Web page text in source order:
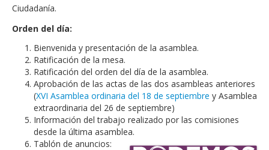
Ciudadanía.
Orden del día:
Bienvenida y presentación de la asamblea.
Ratificación de la mesa.
Ratificación del orden del día de la asamblea.
Aprobación de las actas de las dos asambleas anteriores
(XVI Asamblea ordinaria del 18 de septiembre y Asamblea
extraordinaria del 26 de septiembre)
Información del trabajo realizado por las comisiones
desde la última asamblea.
Tablón de anuncios: